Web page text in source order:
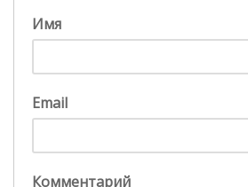
Имя
Email
Комментарий